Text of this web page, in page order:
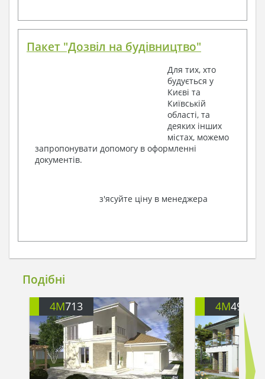
Пакет "Дозвіл на будівництво"
Для тих, хто
будується у
Києві та
Київській
області, та
деяких інших
містах, можемо
запропонувати допомогу в оформленні
документів.
з'ясуйте ціну в менеджера
Подібні
4M713 4M499